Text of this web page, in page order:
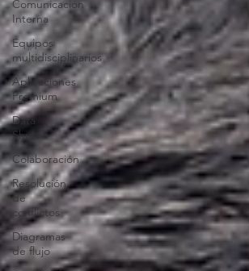
Comunicación
Interna
Equipos
multidisciplinarios
Aplicaciones
Premium
Data
Shuttle
Colaboración
Resolución
de
conflictos
Diagramas
de flujo